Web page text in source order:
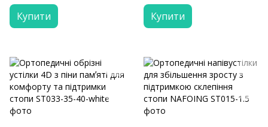
Купити Купити